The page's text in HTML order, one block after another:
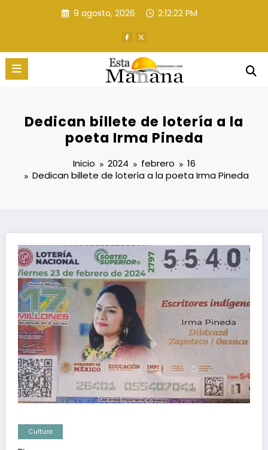
9 agosto, 2026 2:12:23 PM
Dedican billete de lotería a la
poeta Irma Pineda
Inicio 2024 febrero
16
Dedican billete de lotería a la poeta Irma Pineda
Cultura